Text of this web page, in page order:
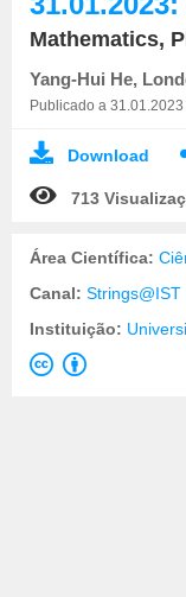
Mathematics,
Publicado a
Download
713
Área Científica:
Canal: Strings@IST
Instituição: